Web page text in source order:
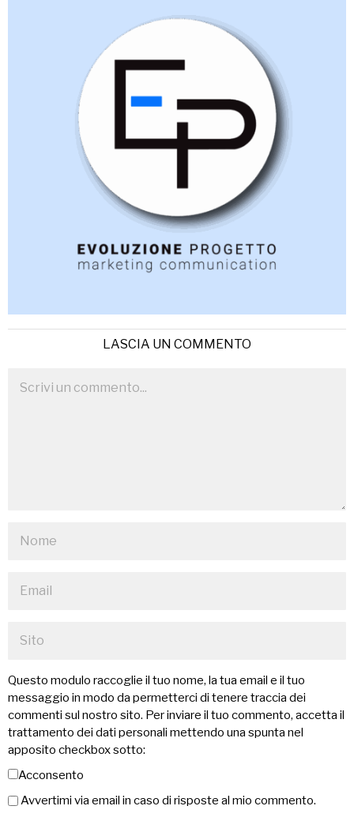
LASCIA UN COMMENTO
Questo modulo raccoglie il tuo nome, la tua email e il tuo
messaggio in modo da permetterci di tenere traccia dei
commenti sul nostro sito. Per inviare il tuo commento, accetta il
trattamento dei dati personali mettendo una spunta nel
apposito checkbox sotto:
Acconsento
Avvertimi via email in caso di risposte al mio commento.